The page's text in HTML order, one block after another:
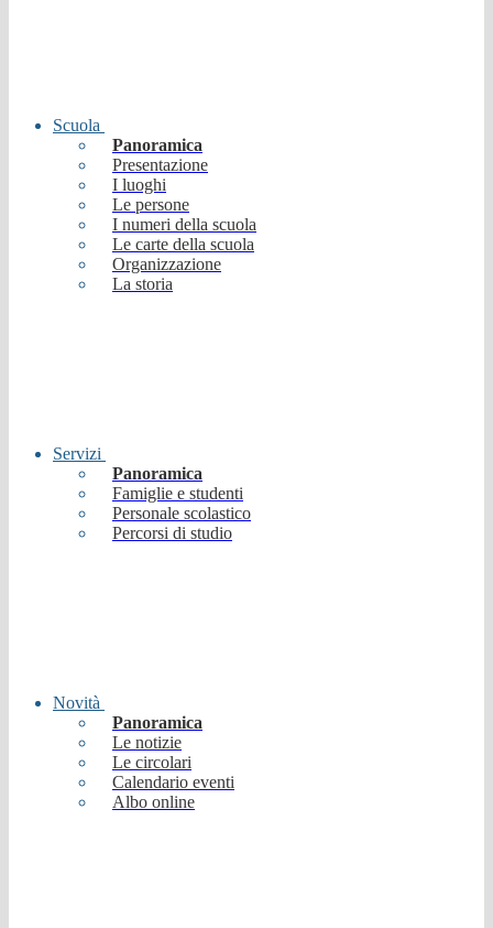
Scuola
Panoramica
Presentazione
I luoghi
Le persone
I numeri della scuola
Le carte della scuola
Organizzazione
La storia
Servizi
Panoramica
Famiglie e studenti
Personale scolastico
Percorsi di studio
Novità
Panoramica
Le notizie
Le circolari
Calendario eventi
Albo online